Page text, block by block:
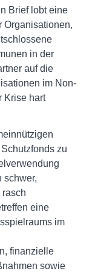
Brief lobt eine
Organisationen,
in der
auf die
im Non-
Krise hart
zu
schwer,
eine
im
finanzielle
sowie